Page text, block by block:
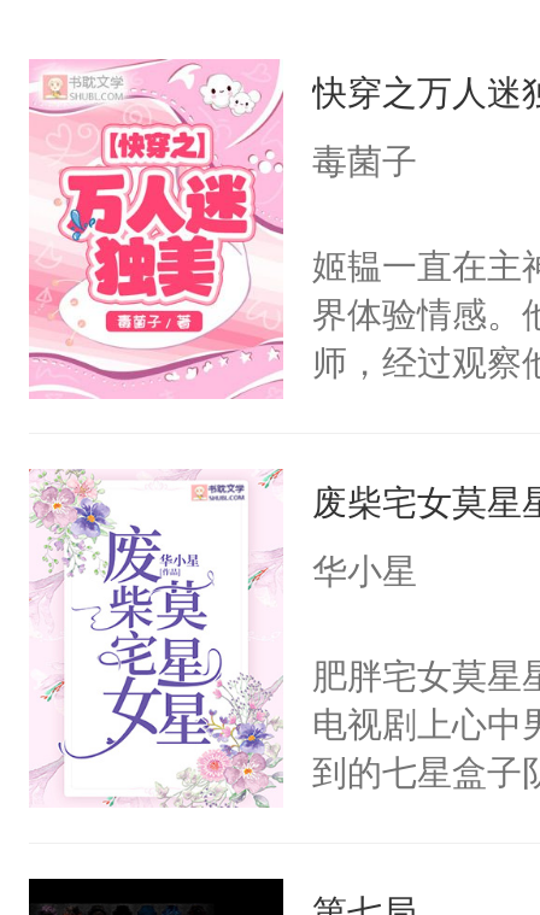
快穿之万人迷
毒菌子
姬韫一直在主
界体验情感。
师，经过观察
义，他决定参
凌，帮助女主
有血缘的弟弟
不喜欢我，是
意的校霸学生
其实我也可以
的。本文是万
废柴宅女莫星
华小星
肥胖宅女莫星
电视剧上心中
到的七星盒子